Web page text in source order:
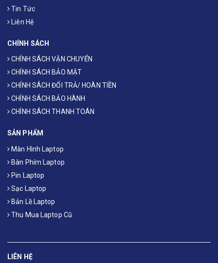
Tin Tức
Liên Hệ
CHÍNH SÁCH
CHÍNH SÁCH VẬN CHUYỂN
CHÍNH SÁCH BẢO MẬT
CHÍNH SÁCH ĐỔI TRẢ/ HOÀN TIỀN
CHÍNH SÁCH BẢO HÀNH
CHÍNH SÁCH THANH TOÁN
SẢN PHẨM
Màn Hình Laptop
Bàn Phím Laptop
Pin Laptop
Sạc Laptop
Bản Lề Laptop
Thu Mua Laptop Cũ
LIÊN HỆ